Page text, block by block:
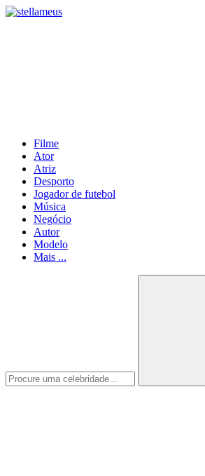
Filme
Ator
Atriz
Desporto
Jogador de futebol
Música
Negócio
Autor
Modelo
Mais ...